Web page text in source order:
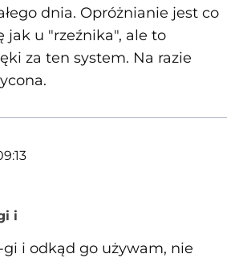
dnia. Opróżnianie jest co
jak u "rzeźnika", ale to
za ten system. Na razie
5 spośród 5 gwiazdek
i
gi i odkąd go używam, nie